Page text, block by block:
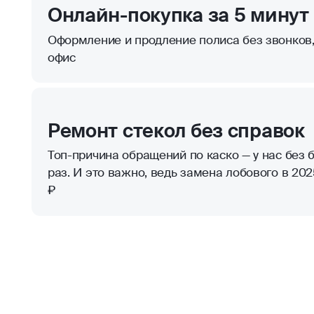
Онлайн-покупка за 5 минут
Оформление и продление полиса без
офис
Ремонт стекол без справок
Топ-причина обращений по каско — у нас без
раз. И это важно, ведь замена лобового в
₽